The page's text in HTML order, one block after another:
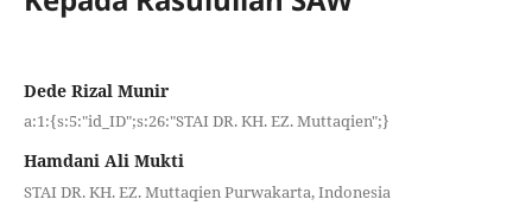
Dede Rizal Munir
a:1:{s:5:"id_ID";s:26:"STAI DR. KH. EZ. Muttaqien";}
Hamdani Ali Mukti
STAI DR. KH. EZ. Muttaqien Purwakarta, Indonesia